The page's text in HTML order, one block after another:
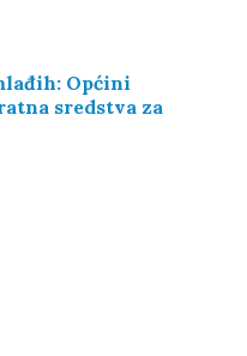
Općini
sredstva za